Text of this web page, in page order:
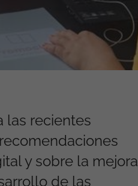
las recientes
y sobre la mejora
de las